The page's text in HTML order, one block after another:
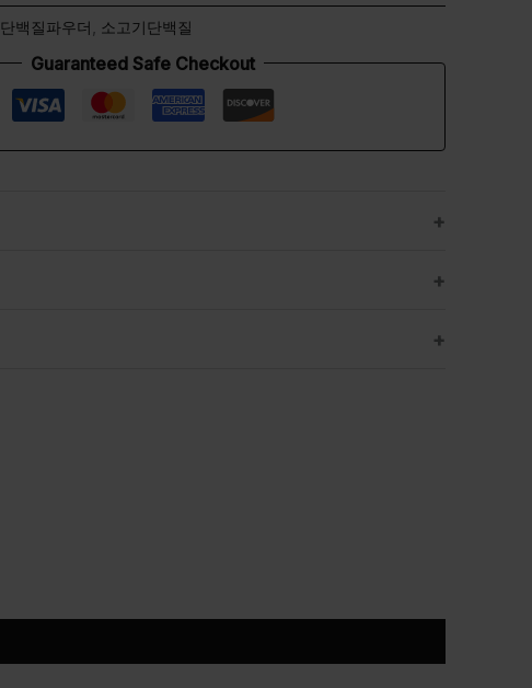
단백질파우더 소고기단백질
Guaranteed Safe Checkout